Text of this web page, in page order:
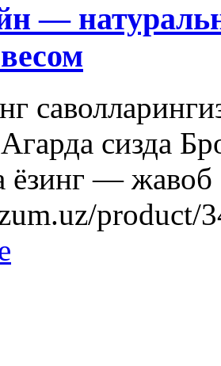
—
Агарда сизда
ёзинг —
product/